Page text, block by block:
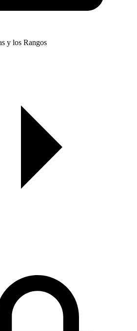
y los Rangos